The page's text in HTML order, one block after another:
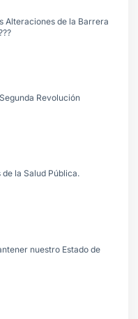
Alteraciones de la Barrera
Revolución
la Salud Pública.
nuestro Estado de